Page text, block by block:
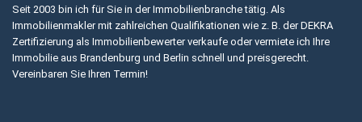
Seit 2003 bin ich für Sie in der Immobilienbranche tätig. Als
Immobilienmakler mit zahlreichen Qualifikationen wie z. B. der DEKRA
Zertifizierung als Immobilienbewerter verkaufe oder vermiete ich Ihre
Immobilie aus Brandenburg und Berlin schnell und preisgerecht.
Vereinbaren Sie Ihren Termin!